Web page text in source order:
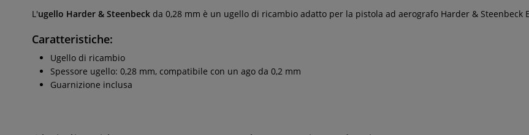
L'ugello Harder & Steenbeck da 0,28 mm è un ugello di ricambio adatto per la pistola ad aerografo Harder & Steenbeck
Caratteristiche:
Ugello di ricambio
Spessore ugello: 0,28 mm, compatibile con un ago da 0,2 mm
Guarnizione inclusa